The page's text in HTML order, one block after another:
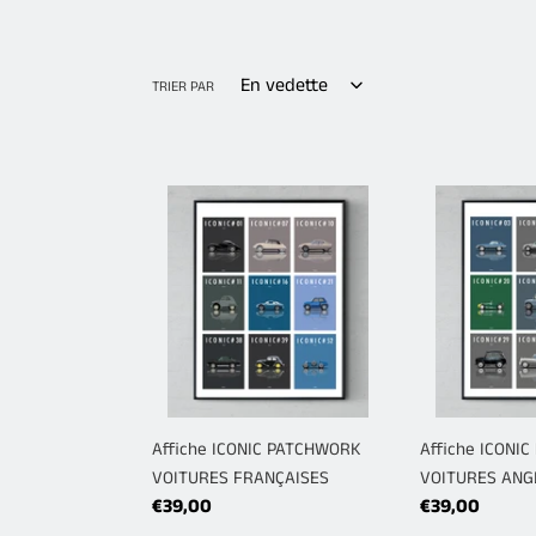
TRIER PAR
Affiche
ICONIC
PATCHWORK
VOITURES
FRANÇAISES
Affiche ICONIC PATCHWORK
VOITURES FRANÇAISES
Prix
€39,00
Affiche
ICONIC
PATCHWORK
VOITURES
ANGLAISES
Affiche ICONIC
VOITURES
Prix
€39,00